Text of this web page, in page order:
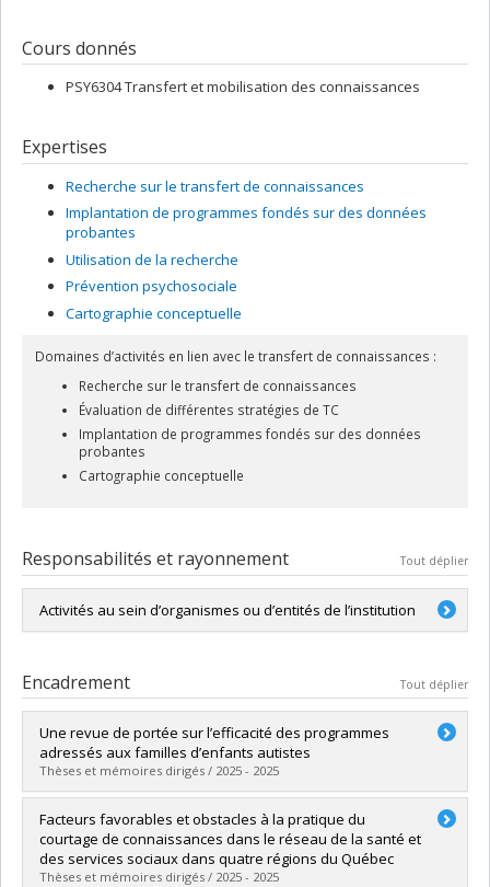
depuis 2023 directeur scientifique du Centre de transfert pour la
réussite éducative du Québec (CTREQ). Ses projets de
recherche dépassent largement les frontières du Québec (Burkina
professionnels dans le domaine du TC, ce qui lui permet de réunir
autour de lui, tant des chercheurs de haut calibre, que des
partenaires des milieux de pratique en TC.
Cours donnés
PSY6304 Transfert et mobilisation des connaissances
Expertises
Recherche sur le transfert de connaissances
Implantation de programmes fondés sur des données
probantes
Utilisation de la recherche
Prévention psychosociale
Cartographie conceptuelle
Domaines d’activités en lien avec le transfert de connaissances :
Recherche sur le transfert de connaissances
Évaluation de différentes stratégies de TC
Implantation de programmes fondés sur des données
probantes
Cartographie conceptuelle
Responsabilités et rayonnement Tout déplier
Activités au sein d’organismes ou d’entités de l’institution
partenariat RENARD
Encadrement Tout déplier
Une revue de portée sur l’efficacité des programmes
adressés aux familles d’enfants autistes
Thèses et mémoires dirigés / 2025 - 2025
Diplômé(e) :Farah, Thérèse
Cycle :Maîtrise
Diplôme obtenu :M. Sc.
Lien vers le document dans Papyrus
Facteurs favorables et obstacles à la pratique du
courtage de connaissances dans le réseau de la santé et
des services sociaux dans quatre régions du Québec
Thèses et mémoires dirigés / 2025 - 2025